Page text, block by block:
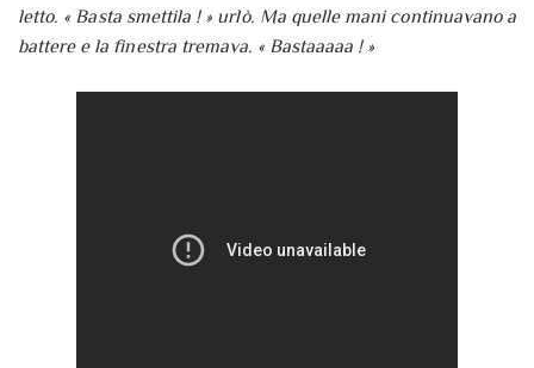
letto. « Basta smettila ! » urlò. Ma quelle mani continuavano a
battere e la finestra tremava. « Bastaaaaa ! »